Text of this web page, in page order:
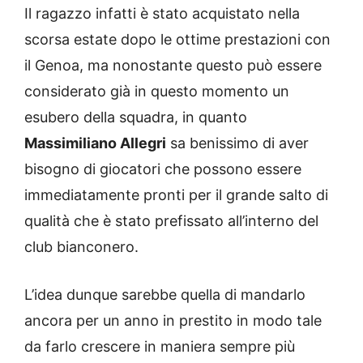
Il ragazzo infatti è stato acquistato nella
scorsa estate dopo le ottime prestazioni con
il Genoa, ma nonostante questo può essere
considerato già in questo momento un
esubero della squadra, in quanto
Massimiliano Allegri sa benissimo di aver
bisogno di giocatori che possono essere
immediatamente pronti per il grande salto di
qualità che è stato prefissato all’interno del
club bianconero.
L’idea dunque sarebbe quella di mandarlo
ancora per un anno in prestito in modo tale
da farlo crescere in maniera sempre più